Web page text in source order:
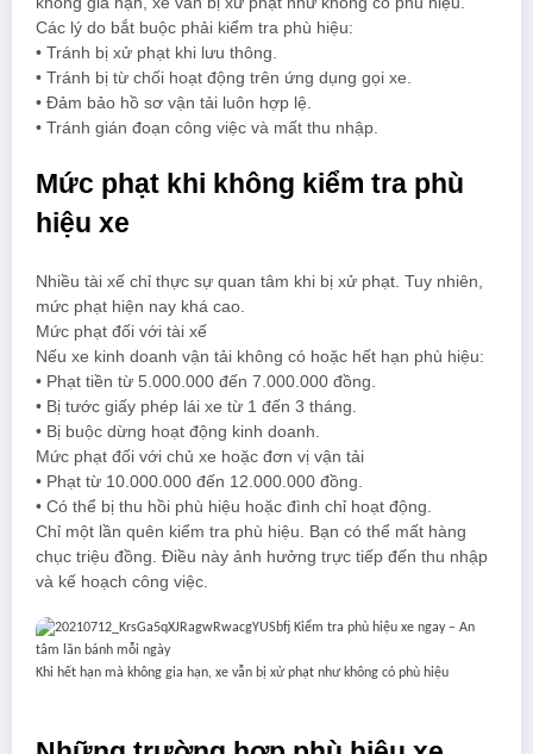
Các lý do bắt buộc phải kiểm tra phù hiệu:
• Tránh bị xử phạt khi lưu thông.
• Tránh bị từ chối hoạt động trên ứng dụng gọi xe.
• Đảm bảo hồ sơ vận tải luôn hợp lệ.
• Tránh gián đoạn công việc và mất thu nhập.
Mức phạt khi không kiểm tra phù
hiệu xe
Nhiều tài xế chỉ thực sự quan tâm khi bị xử phạt. Tuy nhiên,
mức phạt hiện nay khá cao.
Mức phạt đối với tài xế
Nếu xe kinh doanh vận tải không có hoặc hết hạn phù hiệu:
• Phạt tiền từ 5.000.000 đến 7.000.000 đồng.
• Bị tước giấy phép lái xe từ 1 đến 3 tháng.
• Bị buộc dừng hoạt động kinh doanh.
Mức phạt đối với chủ xe hoặc đơn vị vận tải
• Phạt từ 10.000.000 đến 12.000.000 đồng.
• Có thể bị thu hồi phù hiệu hoặc đình chỉ hoạt động.
Chỉ một lần quên kiểm tra phù hiệu. Bạn có thể mất hàng
chục triệu đồng. Điều này ảnh hưởng trực tiếp đến thu nhập
và kế hoạch công việc.
Khi hết hạn mà không gia hạn, xe vẫn bị xử phạt như không có phù hiệu